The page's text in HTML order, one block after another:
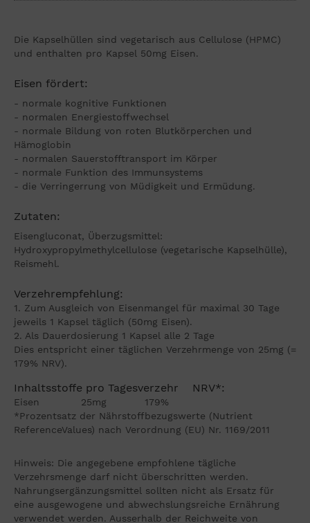
Die Kapselhüllen sind vegetarisch aus Cellulose (HPMC)
und enthalten pro Kapsel 50mg Eisen.
Eisen fördert:
- normale kognitive Funktionen
- normalen Energiestoffwechsel
- normale Bildung von roten Blutkörperchen und
Hämoglobin
- normalen Sauerstofftransport im Körper
- normale Funktion des Immunsystems
- die Verringerrung von Müdigkeit und Ermüdung.
Zutaten:
Eisengluconat, Überzugsmittel:
Hydroxypropylmethylcellulose (vegetarische Kapselhülle),
Reismehl.
Verzehrempfehlung:
1. Zum Ausgleich von Eisenmangel für maximal 30 Tage
jeweils 1 Kapsel täglich (50mg Eisen).
2. Als Dauerdosierung 1 Kapsel alle 2 Tage
Dies entspricht einer täglichen Verzehrmenge von 25mg (=
179% NRV).
Inhaltsstoffe pro Tagesverzehr NRV*:
Eisen 25mg 179%
*Prozentsatz der Nährstoffbezugswerte (Nutrient
ReferenceValues) nach Verordnung (EU) Nr. 1169/2011
Hinweis: Die angegebene empfohlene tägliche
Verzehrsmenge darf nicht überschritten werden.
Nahrungsergänzungsmittel sollten nicht als Ersatz für
eine ausgewogene und abwechslungsreiche Ernährung
verwendet werden. Ausserhalb der Reichweite von